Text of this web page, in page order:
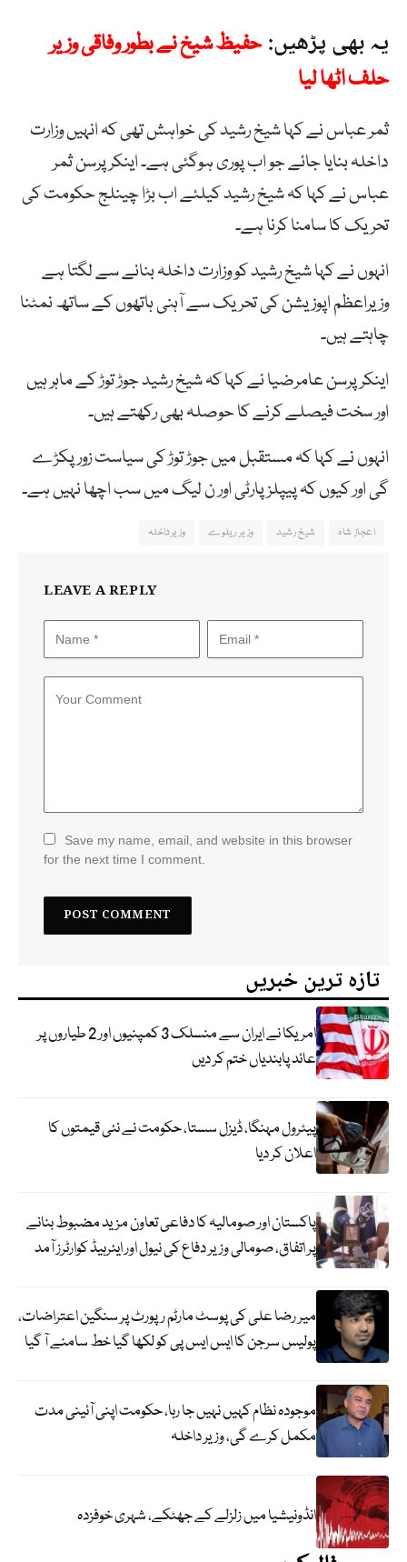
یہ بھی پڑھیں:حفیظ شیخ نے بطور وفاقی وزیر
حلف اٹھا لیا
ثمر عباس نے کہا شیخ رشید کی خواہش تھی کہ انہیں وزارت
داخلہ بنایا جائے جو اب پوری ہوگئی ہے۔ اینکرپرسن ثمر
عباس نے کہا کہ شیخ رشید کیلئے اب بڑا چینلج حکومت کی
تحریک کا سامنا کرنا ہے۔
انہوں نے کہا شیخ رشید کو وزارت داخلہ بنانے سے لگتا ہے
وزیراعظم اپوزیشن کی تحریک سے آہنی ہاتھوں کے ساتھ نمٹنا
چاہتے ہیں۔
اینکرپرسن عامرضیا نے کہا کہ شیخ رشید جوڑ توڑ کے ماہر ہیں
اور سخت فیصلے کرنے کا حوصلہ بھی رکھتے ہیں۔
انہوں نے کہا کہ مستقبل میں جوڑ توڑ کی سیاست زور پکڑے
گی اور کیوں کہ پیپلزپارٹی اور ن لیگ میں سب اچھا نہیں ہے۔
اعجاز شاہ شیخ رشید وزیر ریلوے وزیرداخلہ
LEAVE A REPLY
Save my name, email, and website in this browser
for the next time I comment.
تازہ ترین خبریں
امریکا نے ایران سے منسلک 3 کمپنیوں اور 2 طیاروں پر
عائد پابندیاں ختم کر دیں
پیٹرول مہنگا، ڈیزل سستا، حکومت نے نئی قیمتوں کا
اعلان کر دیا
پاکستان اور صومالیہ کا دفاعی تعاون مزید مضبوط بنانے
پر اتفاق، صومالی وزیر دفاع کی نیول اور ایئرہیڈ کوارٹرز آمد
میر رضا علی کی پوسٹ مارٹم رپورٹ پر سنگین اعتراضات،
پولیس سرجن کا ایس ایس پی کو لکھا گیا خط سامنے آ گیا
موجودہ نظام کہیں نہیں جا رہا، حکومت اپنی آئینی مدت
مکمل کرے گی، وزیر داخلہ
انڈونیشیا میں زلزلے کے جھٹکے، شہری خوفزدہ